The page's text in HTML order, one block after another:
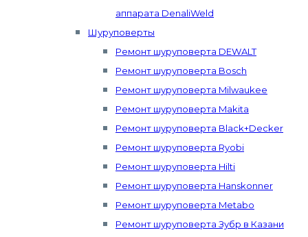
аппарата DenaliWeld
Шуруповерты
Ремонт шуруповерта DEWALT
Ремонт шуруповерта Bosch
Ремонт шуруповерта Milwaukee
Ремонт шуруповерта Makita
Ремонт шуруповерта Black+Decker
Ремонт шуруповерта Ryobi
Ремонт шуруповерта Hilti
Ремонт шуруповерта Hanskonner
Ремонт шуруповерта Metabo
Ремонт шуруповерта Зубр в Казани